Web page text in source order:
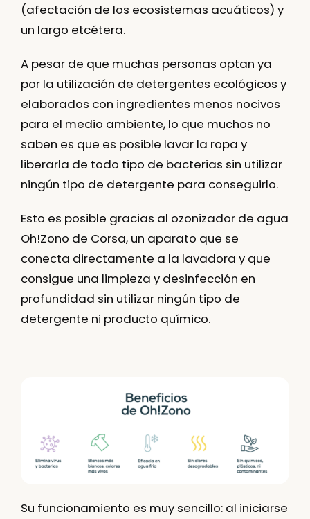
(afectación de los ecosistemas acuáticos) y
un largo etcétera.
A pesar de que muchas personas optan ya
por la utilización de detergentes ecológicos y
elaborados con ingredientes menos nocivos
para el medio ambiente, lo que muchos no
saben es que es posible lavar la ropa y
liberarla de todo tipo de bacterias sin utilizar
ningún tipo de detergente para conseguirlo.
Esto es posible gracias al ozonizador de agua
Oh!Zono de Corsa, un aparato que se
conecta directamente a la lavadora y que
consigue una limpieza y desinfección en
profundidad sin utilizar ningún tipo de
detergente ni producto químico.
Su funcionamiento es muy sencillo: al iniciarse